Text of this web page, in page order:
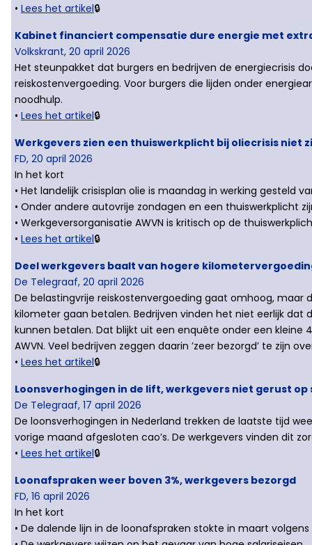
• Lees het artikel🔒
Kabinet financiert compensatie dure energie met
Volkskrant, 20 april 2026
Het steunpakket dat burgers en bedrijven de energiecrisis
reiskostenvergoeding. Voor burgers die lijden onder
noodhulp.
• Lees het artikel🔒
Werkgevers zien een thuiswerkplicht bij oliecrisis niet
FD, 20 april 2026
In het kort
• Het landelijk crisisplan olie is maandag in werking gesteld
• Onder andere autovrije zondagen en een thuiswerkplicht
• Werkgeversorganisatie AWVN is kritisch op de
• Lees het artikel🔒
Deel werkgevers baalt van hogere
De Telegraaf, 20 april 2026
De belastingvrije reiskostenvergoeding gaat omhoog,
kilometer gaan betalen. Bedrijven vinden het niet eerlijk
kunnen betalen. Dat blijkt uit een enquête onder een kleine
AWVN. Veel bedrijven zeggen daarin ’zeer bezorgd’ te zijn
• Lees het artikel🔒
Loonsverhogingen in de lift, werkgevers niet gerust
De Telegraaf, 17 april 2026
De loonsverhogingen in Nederland trekken de laatste tijd
vorige maand afgesloten cao’s. De werkgevers vinden dit
• Lees het artikel🔒
Loonafspraken weer boven 3%, werkgevers bezorgd
FD, 16 april 2026
In het kort
• De dalende lijn in de loonafspraken stokte in maart volgens